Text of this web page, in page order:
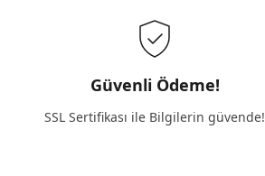
Güvenli Ödeme!
SSL Sertifikası ile Bilgilerin güvende!